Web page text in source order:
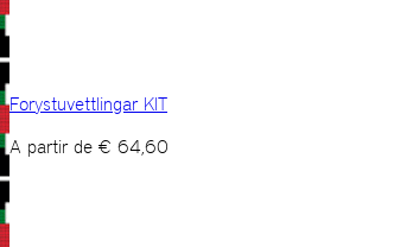
Forystuvettlingar KIT
A partir de € 64,60